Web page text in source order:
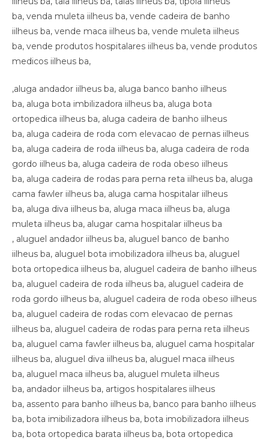
,aluga andador iilheus ba, aluga banco banho iilheus
ba, aluga bota imbilizadora iilheus ba, aluga bota
ortopedica iilheus ba, aluga cadeira de banho iilheus
ba, aluga cadeira de roda com elevacao de pernas iilheus
ba, aluga cadeira de roda iilheus ba, aluga cadeira de roda
gordo iilheus ba, aluga cadeira de roda obeso iilheus
ba, aluga cadeira de rodas para perna reta iilheus ba, aluga
cama fawler iilheus ba, aluga cama hospitalar iilheus
ba, aluga diva iilheus ba, aluga maca iilheus ba, aluga
muleta iilheus ba, alugar cama hospitalar iilheus ba
, aluguel andador iilheus ba, aluguel banco de banho
iilheus ba, aluguel bota imobilizadora iilheus ba, aluguel
bota ortopedica iilheus ba, aluguel cadeira de banho iilheus
ba, aluguel cadeira de roda iilheus ba, aluguel cadeira de
roda gordo iilheus ba, aluguel cadeira de roda obeso iilheus
ba, aluguel cadeira de rodas com elevacao de pernas
iilheus ba, aluguel cadeira de rodas para perna reta iilheus
ba, aluguel cama fawler iilheus ba, aluguel cama hospitalar
iilheus ba, aluguel diva iilheus ba, aluguel maca iilheus
ba, aluguel maca iilheus ba, aluguel muleta iilheus
ba, andador iilheus ba, artigos hospitalares iilheus
ba, assento para banho iilheus ba, banco para banho iilheus
ba, bota imibilizadora iilheus ba, bota imobilizadora iilheus
ba, bota ortopedica barata iilheus ba, bota ortopedica